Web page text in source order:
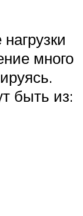
много
быть из: